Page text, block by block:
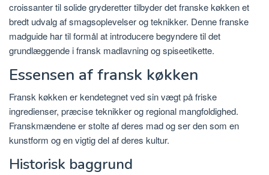
croissanter til solide gryderetter tilbyder det franske køkken et
bredt udvalg af smagsoplevelser og teknikker. Denne franske
madguide har til formål at introducere begyndere til det
grundlæggende i fransk madlavning og spiseetikette.
Essensen af ​​fransk køkken
Fransk køkken er kendetegnet ved sin vægt på friske
ingredienser, præcise teknikker og regional mangfoldighed.
Franskmændene er stolte af deres mad og ser den som en
kunstform og en vigtig del af deres kultur.
Historisk baggrund